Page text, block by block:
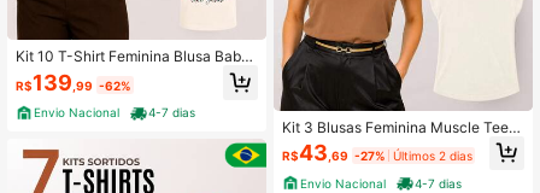
Kit 10 T-Shirt Feminina Blusa Baby
Look Camiseta Roupa Feminina Ma
lha 100% Algodão Premium
R$139 ,99 -62%
Envio Nacional
4-7 dias
Kit 3 Blusas Feminina Muscle Tee 1
00% algodão Malha Premium - F00
R$43 ,69 -27% Últimos 2 dias
Envio Nacional
4-7 dias